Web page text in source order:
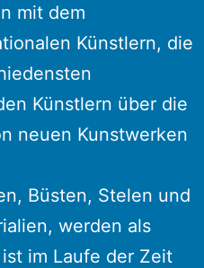
mit dem
Künstlern, die
Künstlern über die
neuen Kunstwerken
Büsten, Stelen und
werden als
im Laufe der Zeit